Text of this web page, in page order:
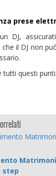
prese
DJ,
il DJ non
tutti questi